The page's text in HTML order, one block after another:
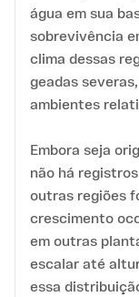
água em sua
sobrevivência
clima dessas
geadas
ambientes
Embora seja
não há
outras regiões
crescimento
em outras
escalar até
essa